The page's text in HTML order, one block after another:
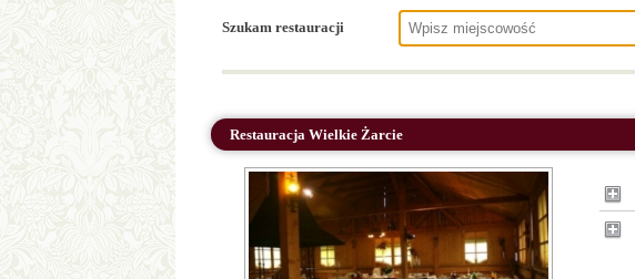
Szukam restauracji
Restauracja Wielkie Żarcie